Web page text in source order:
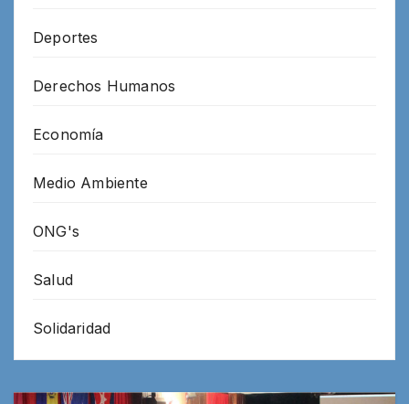
Deportes
Derechos Humanos
Economía
Medio Ambiente
ONG's
Salud
Solidaridad